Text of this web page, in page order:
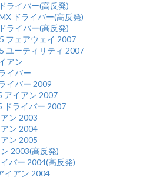
ライバー(高反発)
ドライバー(高反発)
ライバー(高反発)
フェアウェイ 2007
ユーティリティ 2007
アン
イバー
イバー 2009
アイアン 2007
ドライバー 2007
ン 2003
ン 2004
ン 2005
2003(高反発)
バー 2004(高反発)
イアン 2004